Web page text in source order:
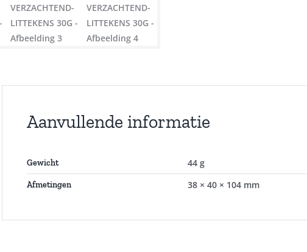
Aanvullende informatie
Gewicht 44 g
Afmetingen 38 × 40 × 104 mm